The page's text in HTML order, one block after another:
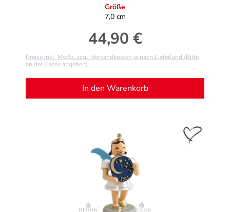
Größe
7,0 cm
Regulärer Preis:
44,90 €
Preise inkl. MwSt. zzgl. Versandkosten ja nach Lieferland (Bitte
an der Kasse angeben)
In den Warenkorb